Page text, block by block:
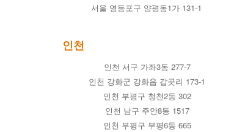
서울 영등포구 양평동1가 131-1
인천
인천 서구 가좌3동 277-7
인천 강화군 강화읍 갑곳리 173-1
인천 부평구 청천2동 302
인천 남구 주안8동 1517
인천 부평구 부평6동 665